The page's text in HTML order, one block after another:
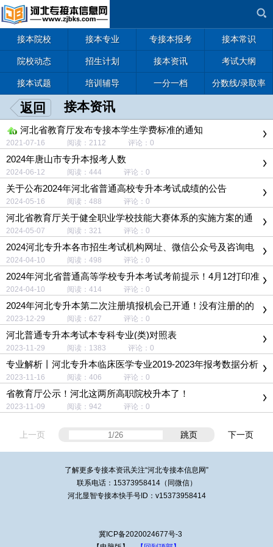
接本院校 接本专业 专接本报考 接本常识
院校动态 招生计划 接本资讯 考试大纲
接本试题 培训辅导 一分一档 分数线/录取率
返回 接本资讯
河北省教育厅发布专接本学生学费标准的通知
2021-07-16 阅读：2112 评论：0
2024年唐山市专升本报考人数
2024-06-12 阅读：444 评论：0
关于公布2024年河北省普通高校专升本考试成绩的公告
2024-05-16 阅读：488 评论：0
河北省教育厅关于健全职业学校技能大赛体系的实施方案的通
知
2024-05-07 阅读：321 评论：0
2024河北专升本各市招生考试机构网址、微信公众号及咨询电
话
2024-04-10 阅读：498 评论：0
2024年河北省普通高等学校专升本考试考前提示！4月12打印准
考证
2024-04-10 阅读：414 评论：0
2024年河北专升本第二次注册填报机会已开通！没有注册的的
同学不要错过！
2023-12-29 阅读：627 评论：0
河北普通专升本考试本专科专业(类)对照表
2023-11-29 阅读：1383 评论：0
专业解析丨河北专升本临床医学专业2019-2023年报考数据分析
2023-11-16 阅读：406 评论：0
省教育厅公示！河北这两所高职院校升本了！
2023-11-09 阅读：942 评论：0
上一页 跳页 下一页
了解更多专接本资讯关注“河北专接本信息网”
联系电话：15373958414（同微信）
河北显智专接本快手号ID：v15373958414
冀ICP备2020024677号-3